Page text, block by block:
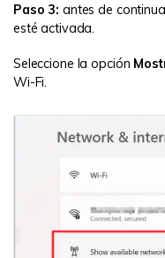
Paso 3: antes de
esté activada.
Seleccione la opción
Wi-Fi.